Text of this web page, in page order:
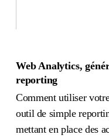
Web Analytics,
reporting
Comment utiliser
outil de simple
mettant en place des